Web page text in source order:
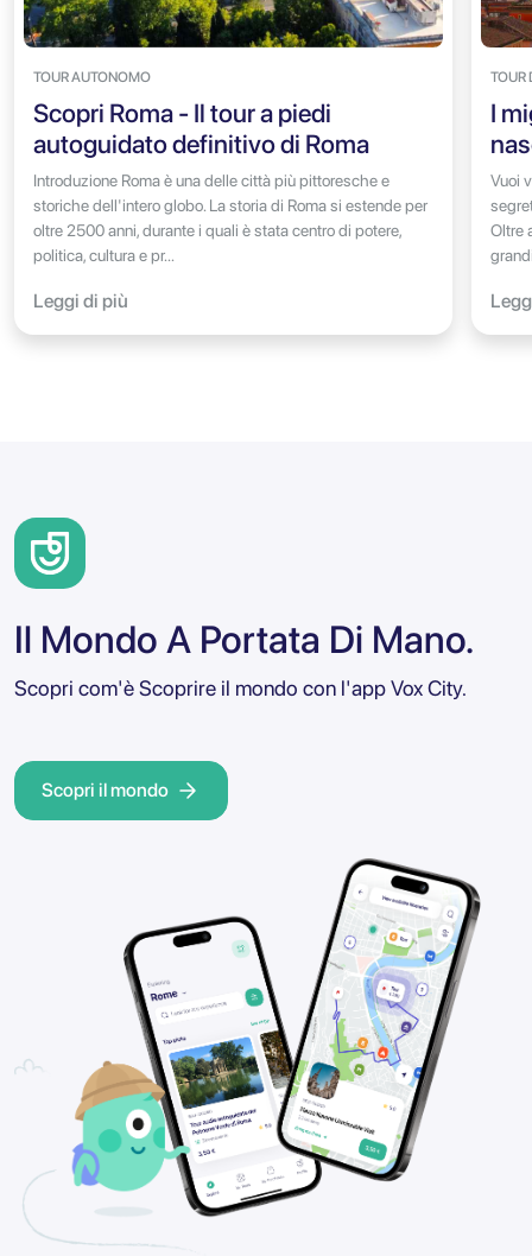
TOUR AUTONOMO
Scopri Roma - Il tour a piedi
autoguidato definitivo di Roma
Introduzione Roma è una delle città più pittoresche e
storiche dell'intero globo. La storia di Roma si estende per
oltre 2500 anni, durante i quali è stata centro di potere,
politica, cultura e pr...
Leggi di più
TOUR
I
Vuoi
Oltre
Il Mondo A Portata Di Mano.
Scopri com'è Scoprire il mondo con l'app Vox City.
Scopri il mondo